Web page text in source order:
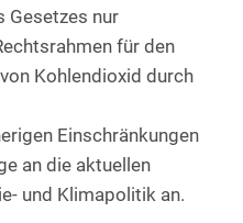
Gesetzes nur
für den
Kohlendioxid durch
Einschränkungen
an die aktuellen
und Klimapolitik an.